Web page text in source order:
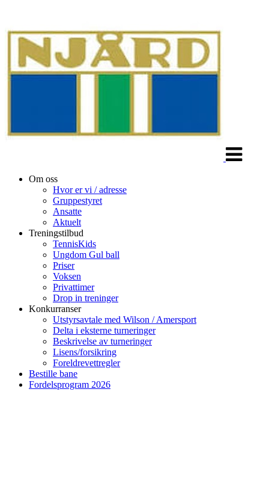
Om oss
Hvor er vi / adresse
Gruppestyret
Ansatte
Aktuelt
Treningstilbud
TennisKids
Ungdom Gul ball
Priser
Voksen
Privattimer
Drop in treninger
Konkurranser
Utstyrsavtale med Wilson / Amersport
Delta i eksterne turneringer
Beskrivelse av turneringer
Lisens/forsikring
Foreldrevettregler
Bestille bane
Fordelsprogram 2026